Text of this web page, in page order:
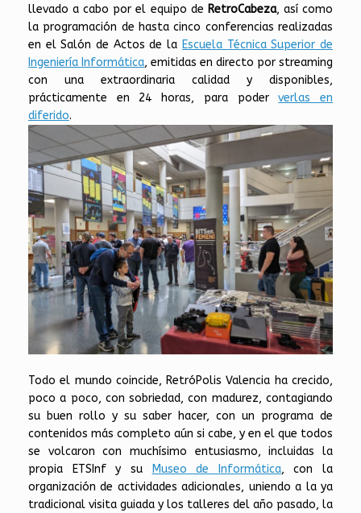
llevado a cabo por el equipo de RetroCabeza, así como
la programación de hasta cinco conferencias realizadas
en el Salón de Actos de la Escuela Técnica Superior de
Ingeniería Informática, emitidas en directo por streaming
con una extraordinaria calidad y disponibles,
prácticamente en 24 horas, para poderverlas en
diferido.
Todo el mundo coincide, RetróPolis Valencia ha crecido,
poco a poco, con sobriedad, con madurez, contagiando
su buen rollo y su saber hacer, con un programa de
contenidos más completo aún si cabe, y en el que todos
se volcaron con muchísimo entusiasmo, incluidas la
propia ETSInf y su
Museo de Informática, con la
organización de actividades adicionales, uniendo a la ya
tradicional visita guiada y los talleres del año pasado, la